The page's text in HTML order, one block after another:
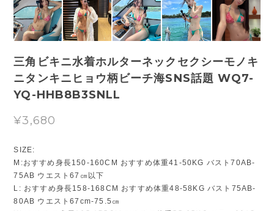
三角ビキニ水着ホルターネックセクシーモノキ
ニタンキニヒョウ柄ビーチ海SNS話題 WQ7-
YQ-HHB8B3SNLL
¥3,680
SIZE:
M:おすすめ身長150-160CM おすすめ体重41-50KG バスト70AB-
75AB ウエスト67㎝以下
L: おすすめ身長158-168CM おすすめ体重48-58KG バスト75AB-
80AB ウエスト67cm-75.5㎝